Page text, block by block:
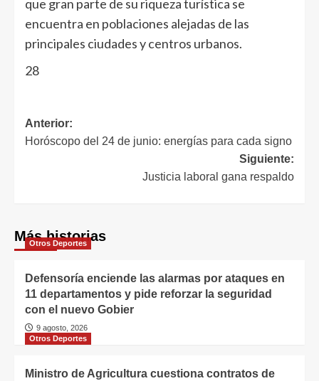
que gran parte de su riqueza turística se
encuentra en poblaciones alejadas de las
principales ciudades y centros urbanos.
28
Anterior:
Horóscopo del 24 de junio: energías para cada signo
Siguiente:
Justicia laboral gana respaldo
Más historias
Otros Deportes
Defensoría enciende las alarmas por ataques en
11 departamentos y pide reforzar la seguridad
con el nuevo Gobier
9 agosto, 2026
Otros Deportes
Ministro de Agricultura cuestiona contratos de